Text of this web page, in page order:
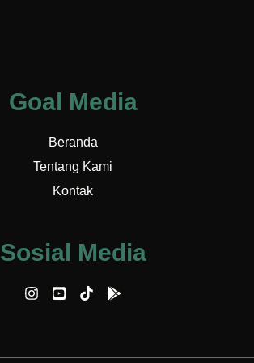
Goal Media
Beranda
Tentang Kami
Kontak
Sosial Media